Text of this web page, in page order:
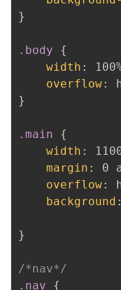
}
.body
{
width :
overflow:
}
.main
{
width :
margin : 0
overflow:
background :
}
/*nav*/
.nav
{